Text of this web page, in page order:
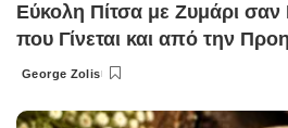
Εύκολη Πίτσα με Ζυμάρι σαν
που Γίνεται και από την
Posted
George Zolis